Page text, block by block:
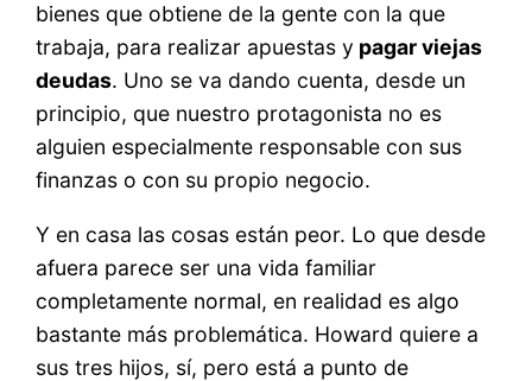
bienes que obtiene de la gente con la que
trabaja, para realizar apuestas y pagar viejas
deudas. Uno se va dando cuenta, desde un
principio, que nuestro protagonista no es
alguien especialmente responsable con sus
finanzas o con su propio negocio.
Y en casa las cosas están peor. Lo que desde
afuera parece ser una vida familiar
completamente normal, en realidad es algo
bastante más problemática. Howard quiere a
sus tres hijos, sí, pero está a punto de